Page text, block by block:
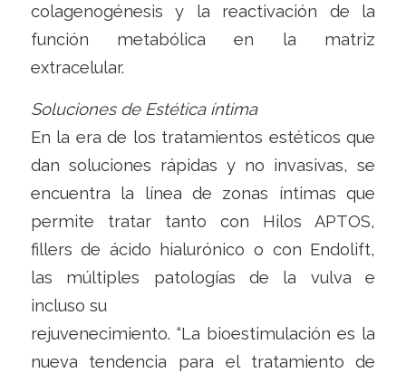
colagenogénesis y la reactivación de la
función metabólica en la matriz
extracelular.
Soluciones de Estética íntima
En la era de los tratamientos estéticos que
dan soluciones rápidas y no invasivas, se
encuentra la línea de zonas íntimas que
permite tratar tanto con Hilos APTOS,
fillers de ácido hialurónico o con Endolift,
las múltiples patologías de la vulva e
incluso su
rejuvenecimiento. “La bioestimulación es la
nueva tendencia para el tratamiento de